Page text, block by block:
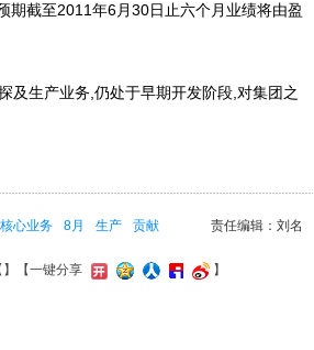
截至2011年6月30日止六个月业绩将由盈
生产业务,仍处于早期开发阶段,对集团之
责任编辑：刘名
核心业务 8月 生产 贡献
】 【一键分享 】